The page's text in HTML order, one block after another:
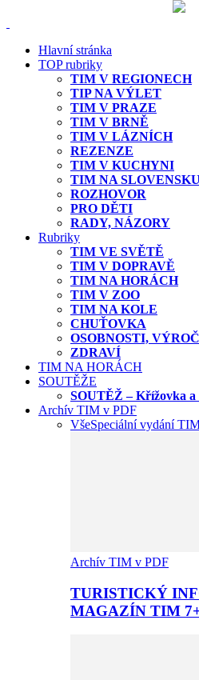
Hlavní stránka
TOP rubriky
TIM V REGIONECH
TIP NA VÝLET
TIM V PRAZE
TIM V BRNĚ
TIM V LÁZNÍCH
REZENZE
TIM V KUCHYNI
TIM NA SLOVENSKU
ROZHOVOR
PRO DĚTI
RADY, NÁZORY
Rubriky
TIM VE SVĚTĚ
TIM V DOPRAVĚ
TIM NA HORÁCH
TIM V ZOO
TIM NA KOLE
CHUŤOVKA
OSOBNOSTI,
ZDRAVÍ
TIM NA HORÁCH
SOUTĚŽE
SOUTĚŽ – Křížovka a
Archív TIM v PDF
VšeSpeciální vydání
Archív TIM v PDF
TURISTICKÝ
MAGAZÍN TIM